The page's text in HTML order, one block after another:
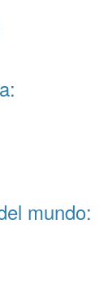
mundo: